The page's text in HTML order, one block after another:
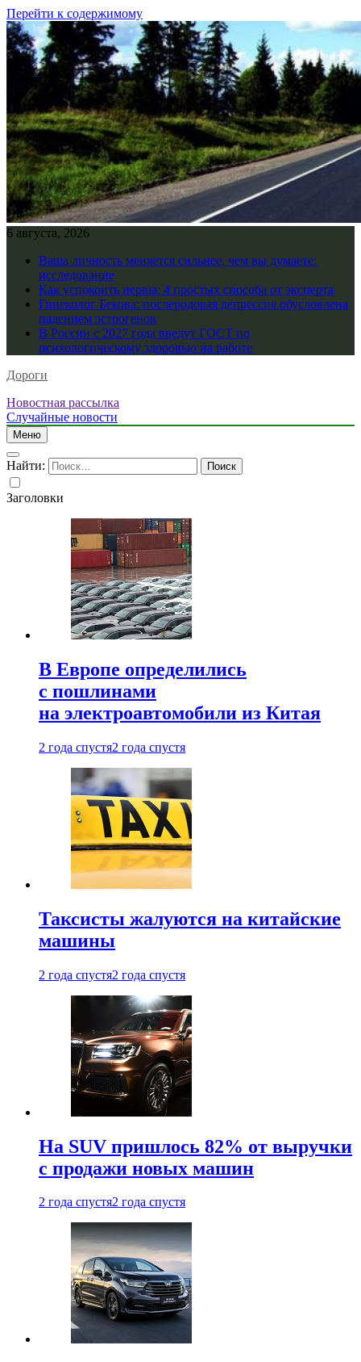
Перейти к содержимому
6 августа, 2026
Ваша личность меняется сильнее, чем вы думаете:
исследование
Как успокоить нервы: 4 простых способа от эксперта
Гинеколог Бекова: послеродовая депрессия обусловлена
падением эстрогенов
В России с 2027 года введут ГОСТ по
психологическому здоровью на работе
Дороги
Новостная рассылка
Случайные новости
Меню
Найти:
Заголовки
В Европе определились
с пошлинами
на электроавтомобили из Китая
2 года спустя2 года спустя
Таксисты жалуются на китайские
машины
2 года спустя2 года спустя
На SUV пришлось 82% от выручки
с продажи новых машин
2 года спустя2 года спустя